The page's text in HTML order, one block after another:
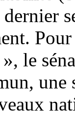
», le
une